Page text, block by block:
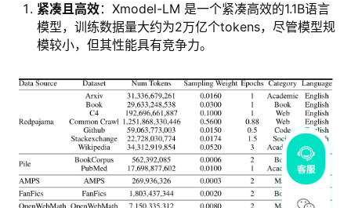
紧凑且高效：Xmodel-LM 是一个紧凑高效的1.1B语言
模型，训练数据量大约为2万亿个tokens，尽管模型规
模较小，但其性能具有竞争力。